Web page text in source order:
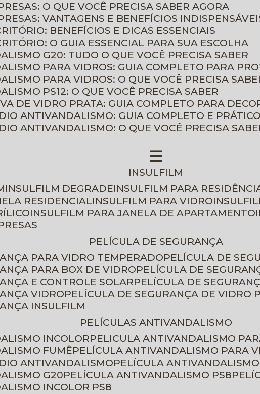
O QUE VOCÊ PRECISA SABER AGORA
VANTAGENS E BENEFÍCIOS
BENEFÍCIOS E DICAS ESSENCIAIS
O GUIA ESSENCIAL PARA SUA ESCOLHA
G20: TUDO O QUE VOCÊ PRECISA SABER
PARA VIDROS: GUIA COMPLETO PARA
PARA VIDROS: O QUE VOCÊ PRECISA
PS12: O QUE VOCÊ PRECISA SABER
DE VIDRO PRATA: GUIA COMPLETO PARA
ANTIVANDALISMO: GUIA COMPLETO E PRÁTICO
ANTIVANDALISMO: O QUE VOCÊ PRECISA
INSULFILM
INSULFILM DEGRADE INSULFILM PARA
RESIDENCIAL INSULFILM PARA VIDRO
INSULFILM PARA JANELA DE APARTAMENTO
PELÍCULA DE SEGURANÇA
PARA VIDRO TEMPERADO
PELÍCULA DE
PARA BOX DE VIDRO
PELÍCULA DE
E CONTROLE SOLAR
PELÍCULA DE
VIDRO
PELÍCULA DE SEGURANÇA DE VIDRO
INSULFILM
PELÍCULAS ANTIVANDALISMO
INCOLOR
PELICULA ANTIVANDALISMO
FUMÊ
PELÍCULA ANTIVANDALISMO PARA
ANTIVANDALISMO
PELÍCULA
G20
PELÍCULA ANTIVANDALISMO PS8
INCOLOR PS8